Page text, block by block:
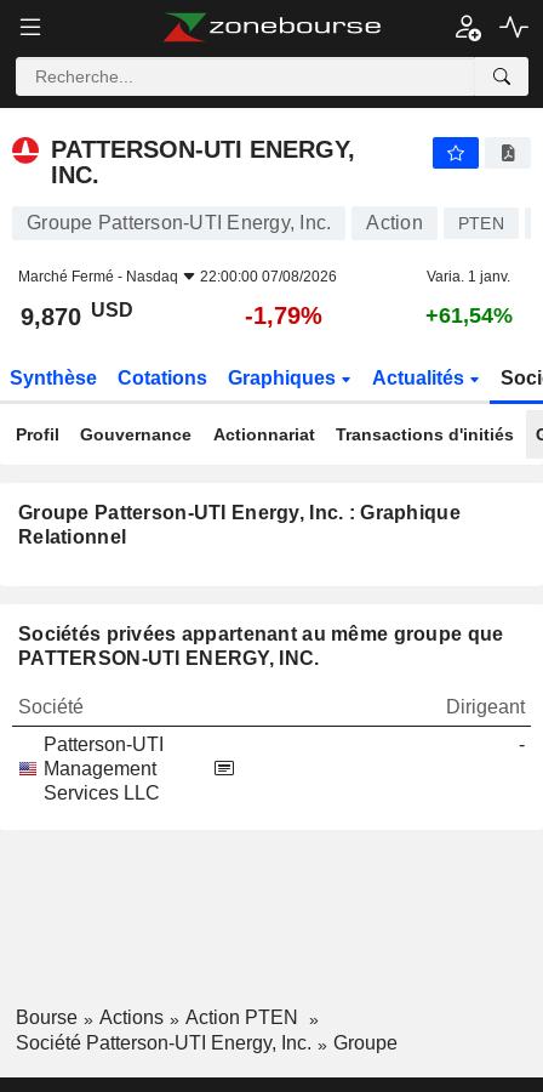
PATTERSON-UTI ENERGY, INC.
PATTERSON-UTI ENERGY,
INC.
Groupe Patterson-UTI Energy, Inc. Action PTEN
Marché Fermé - Nasdaq 22:00:00 07/08/2026 Varia. 1 janv.
9,870 USD -1,79% +61,54%
Synthèse Cotations Graphiques Actualités
Profil Gouvernance Actionnariat Transactions d'initiés
Groupe Patterson-UTI Energy, Inc. : Graphique
Relationnel
Sociétés privées appartenant au même groupe que
PATTERSON-UTI ENERGY, INC.
Société
Dirigeant
Patterson-UTI
Management
Services LLC
-
Bourse Actions
Action PTEN
Société Patterson-UTI Energy, Inc.
Groupe